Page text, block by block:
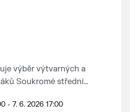
výběr výtvarných a
Soukromé střední
- 7. 6. 2026 17:00